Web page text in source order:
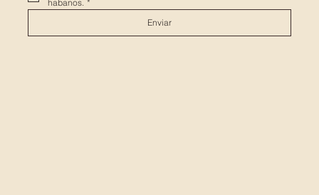
habanos. *
Enviar